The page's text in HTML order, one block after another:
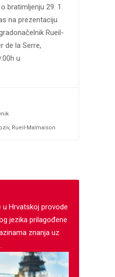
bratimljenju 29. 1.
na prezentaciju
Rueil-
de la Serre,
u
, Rueil-Malmaison
u Hrvatskoj provode
jezika prilagođene
znanja uz